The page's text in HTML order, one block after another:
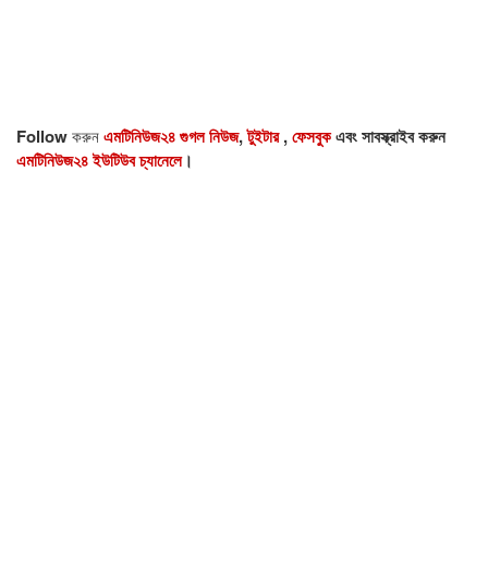
Followকরুনএমটিনিউজ২৪ গুগল নিউজ,টুইটার,ফেসবুকএবং সাবস্ক্রাইব করুন
এমটিনিউজ২৪ ইউটিউব চ্যানেলে।